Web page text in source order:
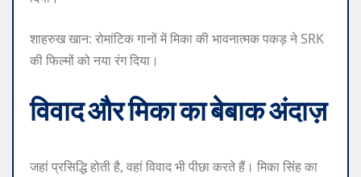
शाहरुख खान: रोमांटिक गानों में मिका की भावनात्मक पकड़ ने SRK
की फिल्मों को नया रंग दिया।
विवाद और मिका का बेबाक अंदाज़
जहां प्रसिद्धि होती है, वहां विवाद भी पीछा करते हैं। मिका सिंह का